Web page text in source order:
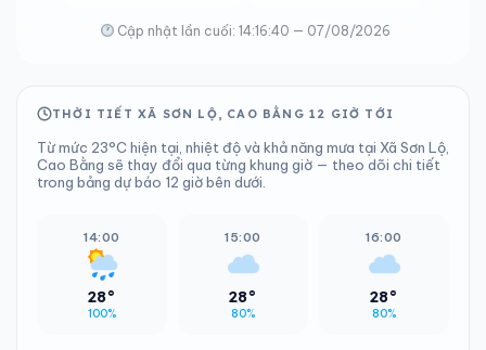
Cập nhật lần cuối: 14:16:40 — 07/08/2026
THỜI TIẾT XÃ SƠN LỘ, CAO BẰNG 12 GIỜ TỚI
Từ mức 23°C hiện tại, nhiệt độ và khả năng mưa tại Xã Sơn Lộ,
Cao Bằng sẽ thay đổi qua từng khung giờ — theo dõi chi tiết
trong bảng dự báo 12 giờ bên dưới.
14:00
28°
100%
15:00
28°
80%
16:00
28°
80%